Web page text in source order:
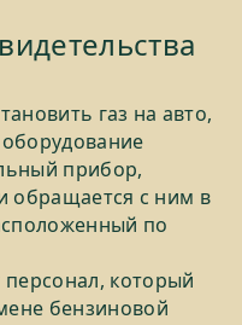
газ на авто,
прибор,
обращается с ним в
по
который
бензиновой